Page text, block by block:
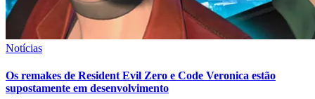
Notícias
Os remakes de Resident Evil Zero e Code Veronica estão
supostamente em desenvolvimento